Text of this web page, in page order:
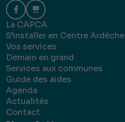
La CAPCA
S’installer en Centre Ardèche
Vos services
Demain en grand
Services aux communes
Guide des aides
Agenda
Actualités
Contact